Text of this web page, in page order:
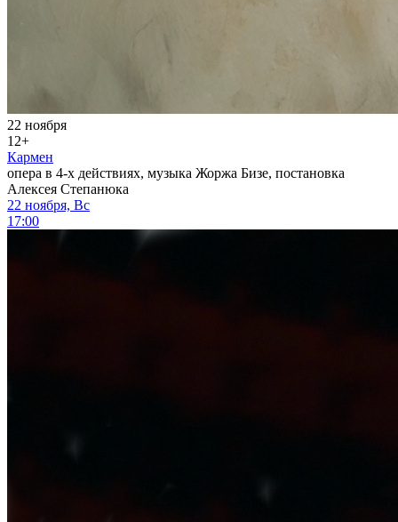
22 ноября
12+
Кармен
опера в 4-х действиях, музыка Жоржа Бизе, постановка
Алексея Степанюка
22 ноября, Вс
17:00